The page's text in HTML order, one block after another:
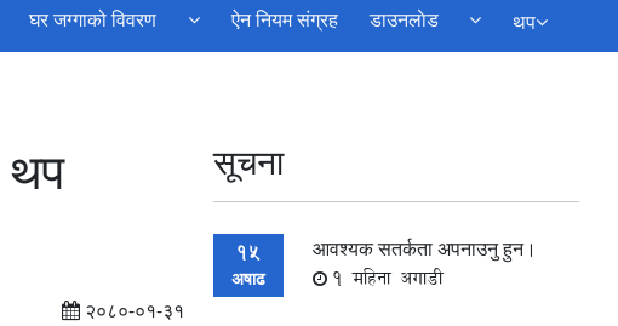
घर जग्गाको विवरण ऐन नियम संग्रह डाउनलाेड थप
थप
२०८०-०१-३१
सूचना
15
अषाढ
आवश्यक सतर्कता अपनाउनु हुन।
1 महिना अगाडी